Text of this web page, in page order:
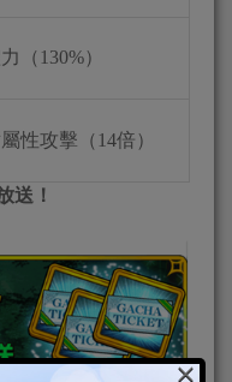
（130%）
性攻擊（14倍）
送！
×